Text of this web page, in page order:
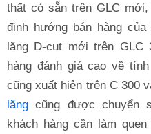
thất có sẵn trên GLC
định hướng bán hàng
lăng D-cut mới trên GLC
hàng đánh giá cao về
cũng xuất hiện trên C 300
lăng cũng được chuyển
khách hàng cần làm